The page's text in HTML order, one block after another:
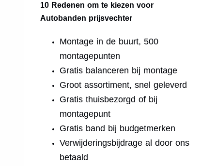
10 Redenen om te kiezen voor
Autobanden prijsvechter
Montage in de buurt, 500
montagepunten
Gratis balanceren bij montage
Groot assortiment, snel geleverd
Gratis thuisbezorgd of bij
montagepunt
Gratis band bij budgetmerken
Verwijderingsbijdrage al door ons
betaald